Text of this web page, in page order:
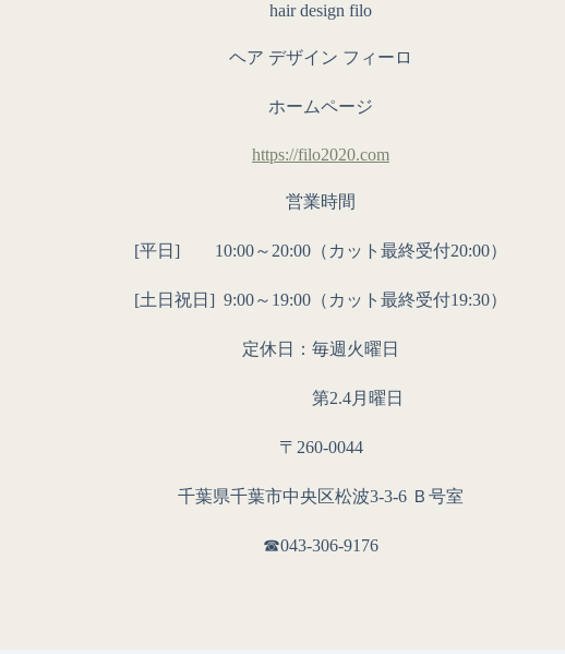
hair design filo
ヘア デザイン フィーロ
ホームページ
https://filo2020.com
営業時間
[平日] 10:00～20:00（カット最終受付20:00）
[土日祝日] 9:00～19:00（カット最終受付19:30）
定休日：毎週火曜日
第2.4月曜日
〒260-0044
千葉県千葉市中央区松波3-3-6 Ｂ号室
☎︎043-306-9176